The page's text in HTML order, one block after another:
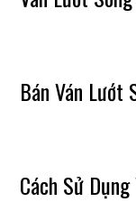
Bán Ván Lướt
Cách Sử